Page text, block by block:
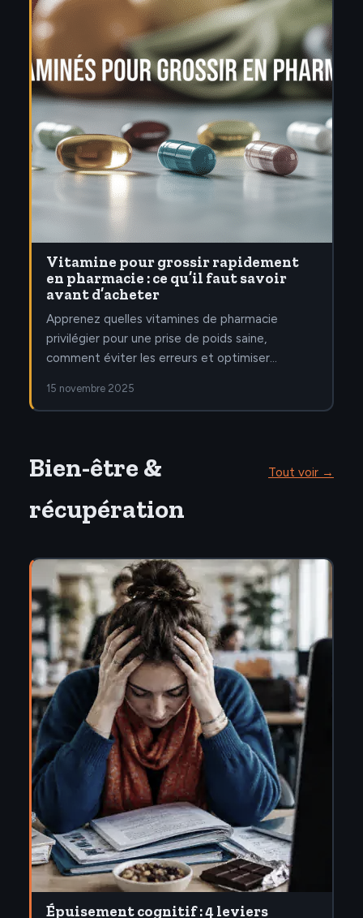
Vitamine pour grossir rapidement
en pharmacie : ce qu’il faut savoir
avant d’acheter
Apprenez quelles vitamines de pharmacie
privilégier pour une prise de poids saine,
comment éviter les erreurs et optimiser…
15 novembre 2025
Bien-être &
récupération
Tout voir →
Épuisement cognitif : 4 leviers